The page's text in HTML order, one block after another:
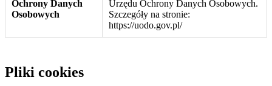
Ochrony Danych
Osobowych
Urzędu Ochrony Danych Osobowych.
Szczegóły na stronie:
https://uodo.gov.pl/
Pliki cookies